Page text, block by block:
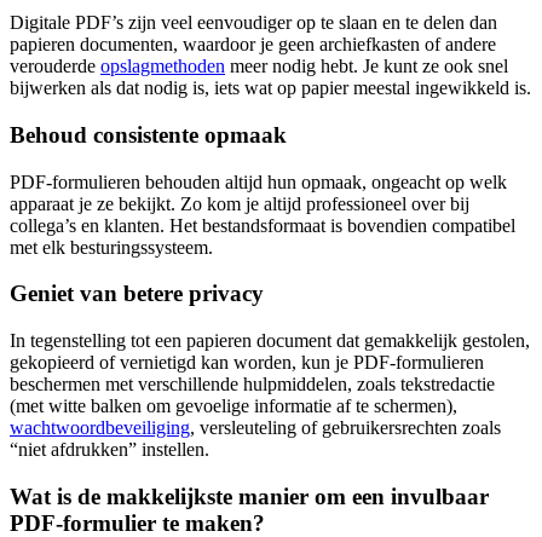
Digitale PDF’s zijn veel eenvoudiger op te slaan en te delen dan
papieren documenten, waardoor je geen archiefkasten of andere
verouderde opslagmethoden meer nodig hebt. Je kunt ze ook snel
bijwerken als dat nodig is, iets wat op papier meestal ingewikkeld is.
Behoud consistente opmaak
PDF-formulieren behouden altijd hun opmaak, ongeacht op welk
apparaat je ze bekijkt. Zo kom je altijd professioneel over bij
collega’s en klanten. Het bestandsformaat is bovendien compatibel
met elk besturingssysteem.
Geniet van betere privacy
In tegenstelling tot een papieren document dat gemakkelijk gestolen,
gekopieerd of vernietigd kan worden, kun je PDF-formulieren
beschermen met verschillende hulpmiddelen, zoals tekstredactie
(met witte balken om gevoelige informatie af te schermen),
wachtwoordbeveiliging, versleuteling of gebruikersrechten zoals
“niet afdrukken” instellen.
Wat is de makkelijkste manier om een invulbaar
PDF-formulier te maken?